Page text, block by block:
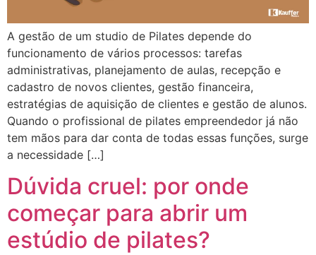
A gestão de um studio de Pilates depende do
funcionamento de vários processos: tarefas
administrativas, planejamento de aulas, recepção e
cadastro de novos clientes, gestão financeira,
estratégias de aquisição de clientes e gestão de alunos.
Quando o profissional de pilates empreendedor já não
tem mãos para dar conta de todas essas funções, surge
a necessidade […]
Dúvida cruel: por onde
começar para abrir um
estúdio de pilates?